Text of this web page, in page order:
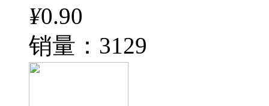
¥0.90
销量：3129